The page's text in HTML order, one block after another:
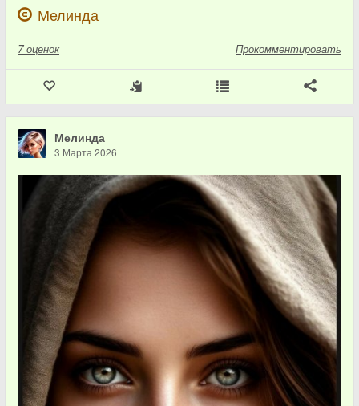
Мелинда
7 оценок Прокомментировать
Мелинда
3 Марта 2026